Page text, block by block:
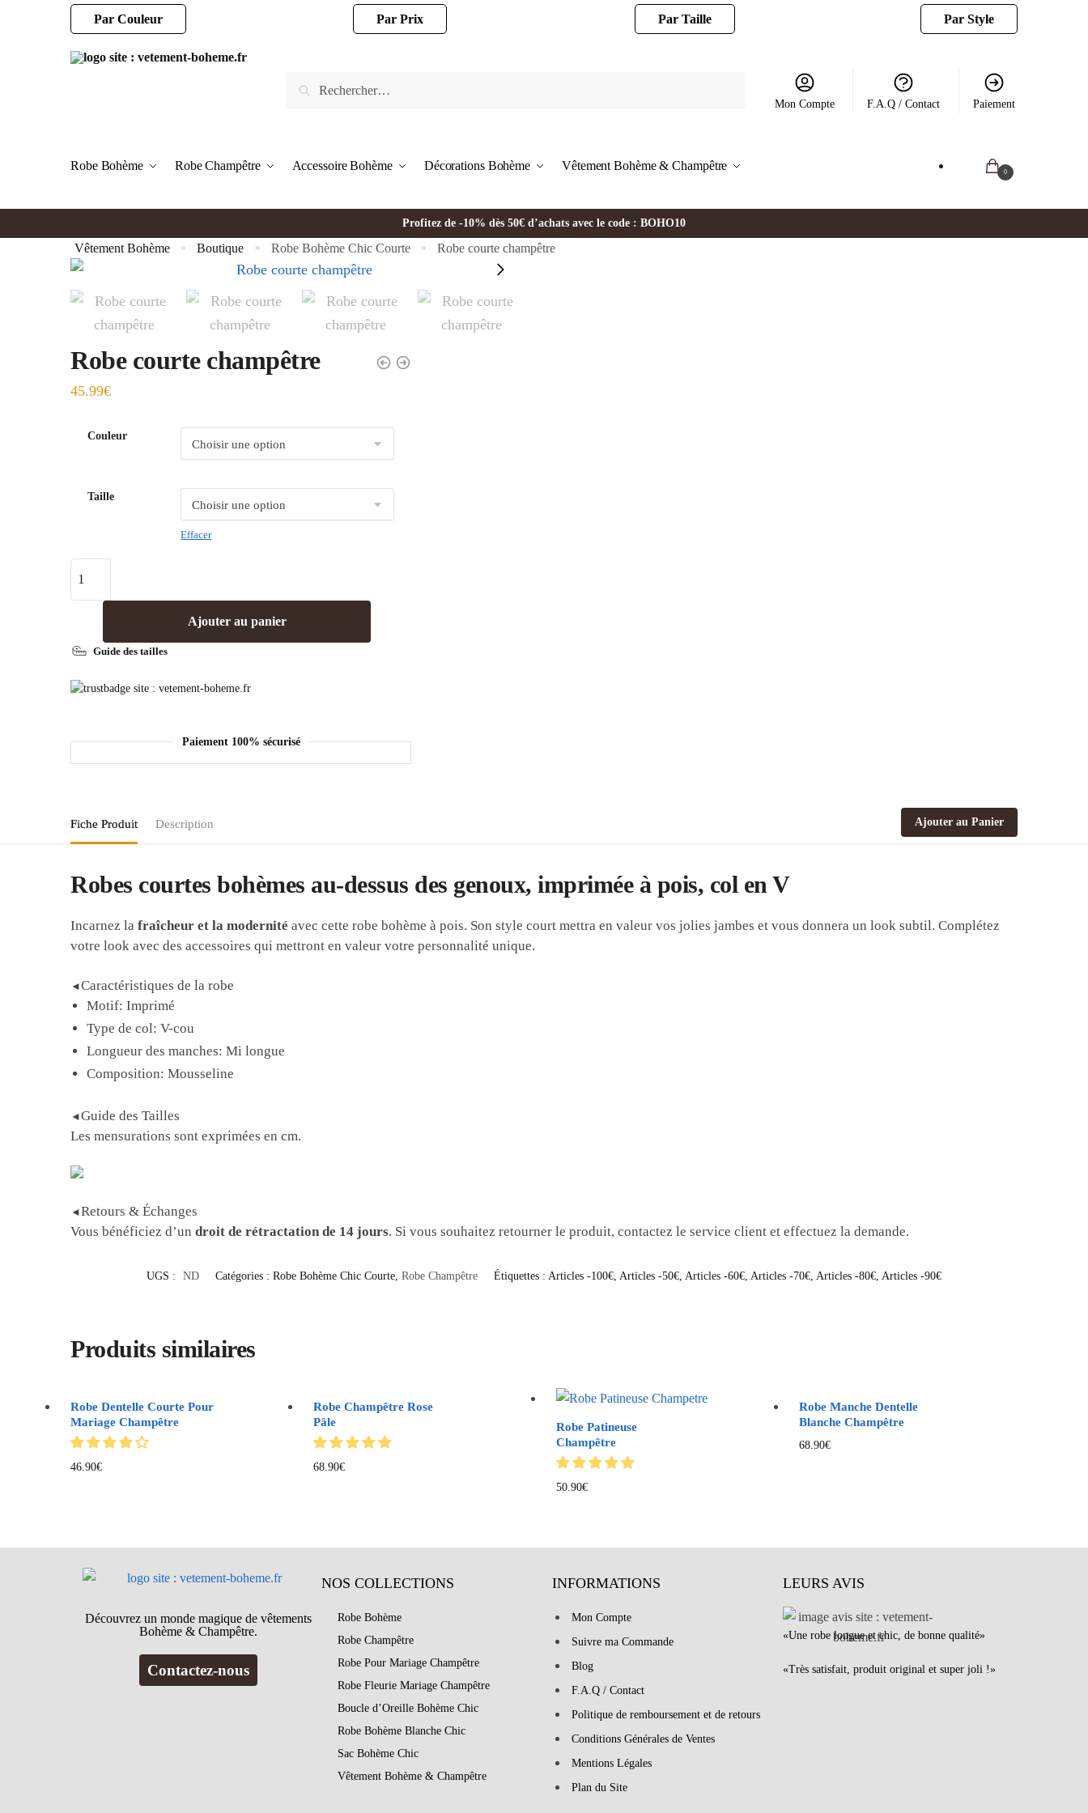
Par Couleur Par Prix Par Taille Par Style
Mon Compte F.A.Q / Contact Paiement
Robe Bohème Robe Champêtre Accessoire Bohème Décorations Bohème Vêtement Bohème & Champêtre 0
Profitez de -10% dès 50€ d’achats avec le code : BOHO10
Vêtement Bohème » Boutique » Robe Bohème Chic Courte » Robe courte champêtre
Robe courte champêtre
45.99€
Couleur
Taille
Effacer
Ajouter au panier
Guide des tailles
Paiement 100% sécurisé
Fiche Produit Description Ajouter au Panier
Robes courtes bohèmes au-dessus des genoux, imprimée à pois, col en V
Incarnez lafraîcheur et la modernité avec cette robe bohème à pois. Son style court mettra en valeur vos jolies jambes et vous donnera un look subtil. Complétez
votre look avec des accessoires qui mettront en valeur votre personnalité unique.
◄Caractéristiques de la robe
Motif: Imprimé
Type de col: V-cou
Longueur des manches: Mi longue
Composition: Mousseline
◄Guide des Tailles
Les mensurations sont exprimées en cm.
◄Retours & Échanges
Vous bénéficiez d’undroit de rétractation de 14 jours. Si vous souhaitez retourner le produit, contactez le service client et effectuez la demande.
UGS : ND Catégories : Robe Bohème Chic Courte, Robe Champêtre Étiquettes : Articles -100€, Articles -50€, Articles -60€, Articles -70€, Articles -80€, Articles -90€
Produits similaires
Robe Dentelle Courte Pour
Mariage Champêtre
46.90€
Robe Champêtre Rose
Pâle
68.90€
Robe Patineuse
Champêtre
50.90€
Robe Manche Dentelle
Blanche Champêtre
68.90€
Découvrez un monde magique de vêtements
Bohème & Champêtre.
Contactez-nous
NOS COLLECTIONS
Robe Bohème
Robe Champêtre
Robe Pour Mariage Champêtre
Robe Fleurie Mariage Champêtre
Boucle d’Oreille Bohème Chic
Robe Bohème Blanche Chic
Sac Bohème Chic
Vêtement Bohème & Champêtre
INFORMATIONS
Mon Compte
Suivre ma Commande
Blog
F.A.Q / Contact
Politique de remboursement et de retours
Conditions Générales de Ventes
Mentions Légales
Plan du Site
LEURS AVIS
«Une robe longue et chic, de bonne qualité»
«Très satisfait, produit original et super joli !»